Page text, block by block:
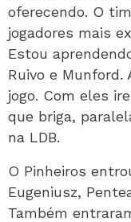
oferecendo. O
jogadores mais
Estou
Ruivo e
jogo. Com eles
que briga,
na LDB.
O Pinheiros
Eugeniusz,
Também